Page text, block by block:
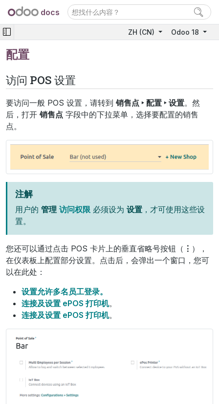
docs
ZH (CN) Odoo 18
配置
访问 POS 设置
要访问一般 POS 设置，请转到 销售点 ‣ 配置 ‣ 设置。然
后，打开 销售点 字段中的下拉菜单，选择要配置的销售
点。
注解
用户的 管理 访问权限 必须设为 设置 ，才可使用这些设
置。
您还可以通过点击 POS 卡片上的垂直省略号按钮（ ⋮ ），
在仪表板上配置部分设置。点击后，会弹出一个窗口，您可
以在此处：
设置允许多名员工登录。
连接及设置 ePOS 打印机。
连接及设置 ePOS 打印机。